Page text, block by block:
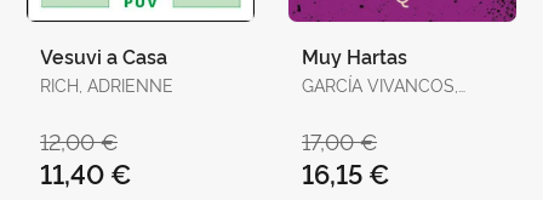
Vesuvi a Casa
RICH, ADRIENNE
12,00 €
11,40 €
Muy Hartas
GARCÍA VIVANCOS,
17,00 €
16,15 €